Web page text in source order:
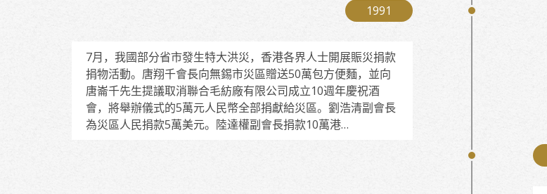
1991
7月，我國部分省市發生特大洪災，香港各界人士開展賑災捐款
捐物活動。唐翔千會長向無錫市災區贈送50萬包方便麵，並向
唐崙千先生提議取消聯合毛紡廠有限公司成立10週年慶祝酒
會，將舉辦儀式的5萬元人民幣全部捐獻給災區。劉浩清副會長
為災區人民捐款5萬美元。陸達權副會長捐款10萬港…